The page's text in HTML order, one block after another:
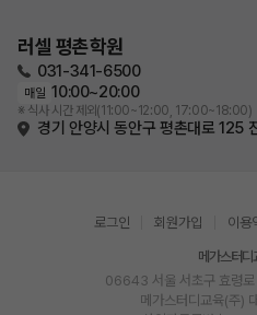
러셀 평촌학원
031-341-6500
매일 10:00~20:00
※ 식사 시간 제외(11:00~12:00, 17:00~18:00)
경기 안양시 동안구 평촌대로 125
로그인 회원가입 이용
메가스터디
06643 서울 서초구 효령
메가스터디교육(주)